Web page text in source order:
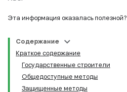
Эта информация оказалась полезной?
Содержание
Краткое содержание
Государственные строители
Общедоступные методы
Защищенные методы